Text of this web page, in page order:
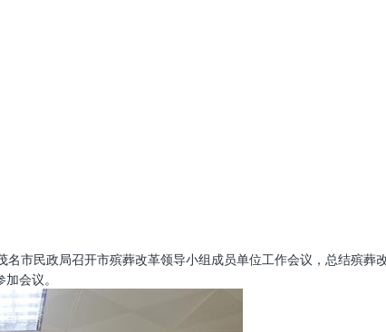
市民政局召开市殡葬改革领导小组成员单位工作会议，总结殡葬
会议。